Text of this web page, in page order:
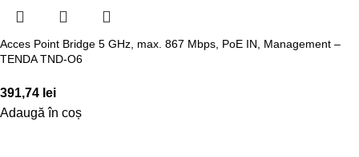
Acces Point Bridge 5 GHz, max. 867 Mbps, PoE IN, Management –
TENDA TND-O6
391,74 lei
Adaugă în coș